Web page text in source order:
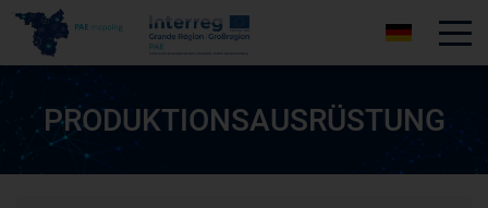
PRODUKTIONSAUSRÜSTUNG